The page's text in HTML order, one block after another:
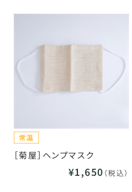
［菊屋］ヘンプマスク
¥1,650 （税込）